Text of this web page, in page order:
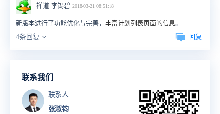
禅道-李锡碧 2018-03-21 08:51:18
新版本进行了功能优化与完善， 丰富计划列表页面的信息。
4条回复
回复
联系我们
联系人
张淑钧